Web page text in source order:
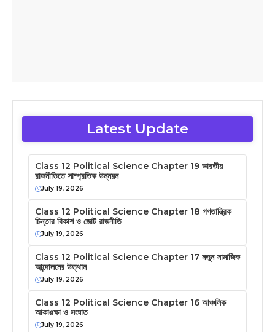
Latest Update
Class 12 Political Science Chapter 19 ভারতীয়
রাজনীতিতে সাম্প্রতিক উন্নয়ন
July 19, 2026
Class 12 Political Science Chapter 18 গণতান্ত্রিক
চিন্তার বিকাশ ও জোট রাজনীতি
July 19, 2026
Class 12 Political Science Chapter 17 নতুন সামাজিক
আন্দোলনের উত্থান
July 19, 2026
Class 12 Political Science Chapter 16 আঞ্চলিক
আকাঙক্ষা ও সংঘাত
July 19, 2026